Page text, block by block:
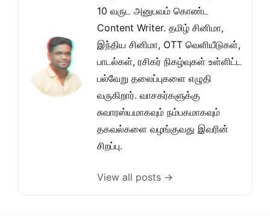
10 வருட அனுபவம் கொண்ட
Content Writer. தமிழ் சினிமா,
இந்திய சினிமா, OTT வெளியீடுகள்,
பாடல்கள், ரசிகர் நிகழ்வுகள் உள்ளிட்ட
பல்வேறு தலைப்புகளை எழுதி
வருகிறார். வாசகர்களுக்கு
சுவாரஸ்யமாகவும் நம்பகமாகவும்
தகவல்களை வழங்குவது இவரின்
சிறப்பு.
View all posts →